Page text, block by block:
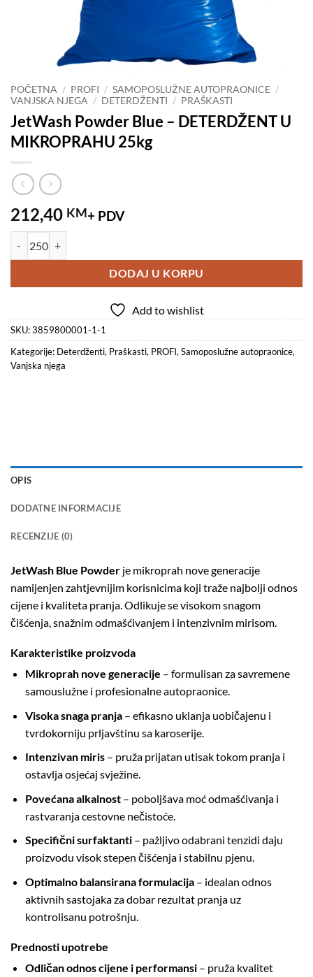
POČETNA / PROFI / SAMOPOSLUŽNE AUTOPRAONICE /
VANJSKA NJEGA / DETERDŽENTI / PRAŠKASTI
JetWash Powder Blue – DETERDŽENT U
MIKROPRAHU 25kg
212,40 KM+ PDV
DODAJ U KORPU
Add to wishlist
SKU:3859800001-1-1
Kategorije: Deterdženti, Praškasti, PROFI,Samoposlužne autopraonice,
Vanjska njega
OPIS
DODATNE INFORMACIJE
RECENZIJE (0)
JetWash Blue Powder je mikroprah nove generacije
namijenjen zahtjevnijim korisnicima koji traže najbolji odnos
cijene i kvaliteta pranja. Odlikuje se visokom snagom
čišćenja, snažnim odmašćivanjem i intenzivnim mirisom.
Karakteristike proizvoda
Mikroprah nove generacije – formulisan za savremene
samouslužne i profesionalne autopraonice.
Visoka snaga pranja– efikasno uklanja uobičajenu i
tvrdokorniju prljavštinu sa karoserije.
Intenzivan miris– pruža prijatan utisak tokom pranja i
ostavlja osjećaj svježine.
Povećana alkalnost– poboljšava moć odmašćivanja i
rastvaranja cestovne nečistoće.
Specifični surfaktanti– pažljivo odabrani tenzidi daju
proizvodu visok stepen čišćenja i stabilnu pjenu.
Optimalno balansirana formulacija– idealan odnos
aktivnih sastojaka za dobar rezultat pranja uz
kontrolisanu potrošnju.
Prednosti upotrebe
Odličan odnos cijene i performansi– pruža kvalitet